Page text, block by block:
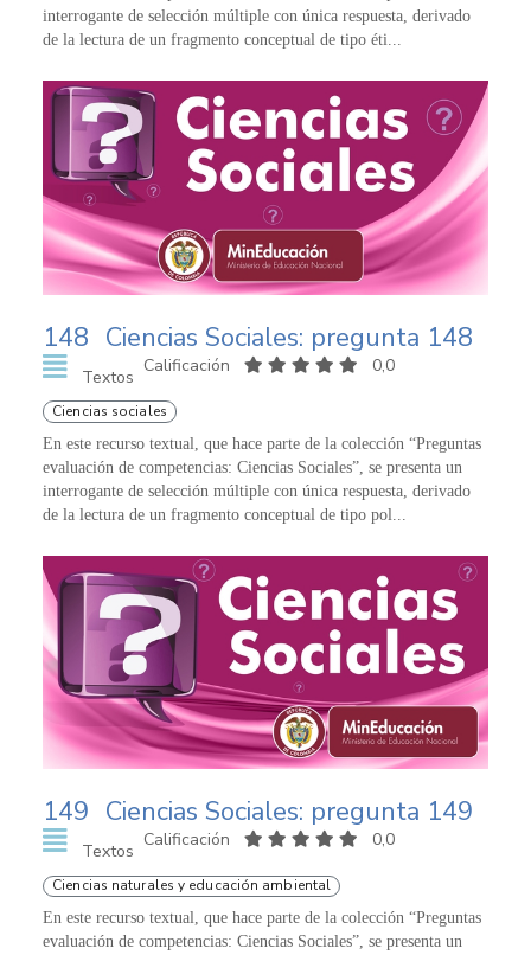
interrogante de selección múltiple con única respuesta, derivado
de la lectura de un fragmento conceptual de tipo éti...
148 Ciencias Sociales: pregunta 148
Textos
Calificación 0,0
Ciencias sociales
En este recurso textual, que hace parte de la colección “Preguntas
evaluación de competencias: Ciencias Sociales”, se presenta un
interrogante de selección múltiple con única respuesta, derivado
de la lectura de un fragmento conceptual de tipo pol...
149 Ciencias Sociales: pregunta 149
Textos
Calificación 0,0
Ciencias naturales y educación ambiental
En este recurso textual, que hace parte de la colección “Preguntas
evaluación de competencias: Ciencias Sociales”, se presenta un